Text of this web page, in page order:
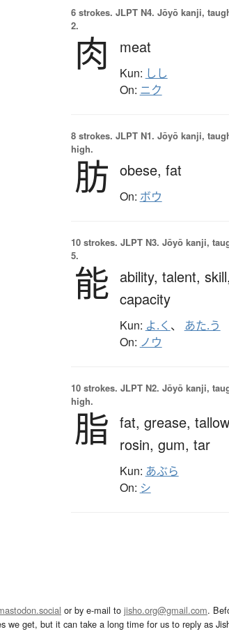
6 strokes. JLPT N4. Jōyō kanji,
2.
肉 meat
Kun: しし
On: ニク
8 strokes. JLPT N1. Jōyō kanji,
high.
肪 obese, fat
On: ボウ
10 strokes. JLPT N3. Jōyō kanji,
5.
能 ability, talent, skill,
capacity
Kun: よ.く 、 あた.う
On: ノウ
10 strokes. JLPT N2. Jōyō kanji,
high.
脂 fat, grease,
rosin, gum, tar
Kun: あぶら
On: シ
or by e-mail to jisho.org@gmail.com.
we get, but it can take a long time for us to reply as